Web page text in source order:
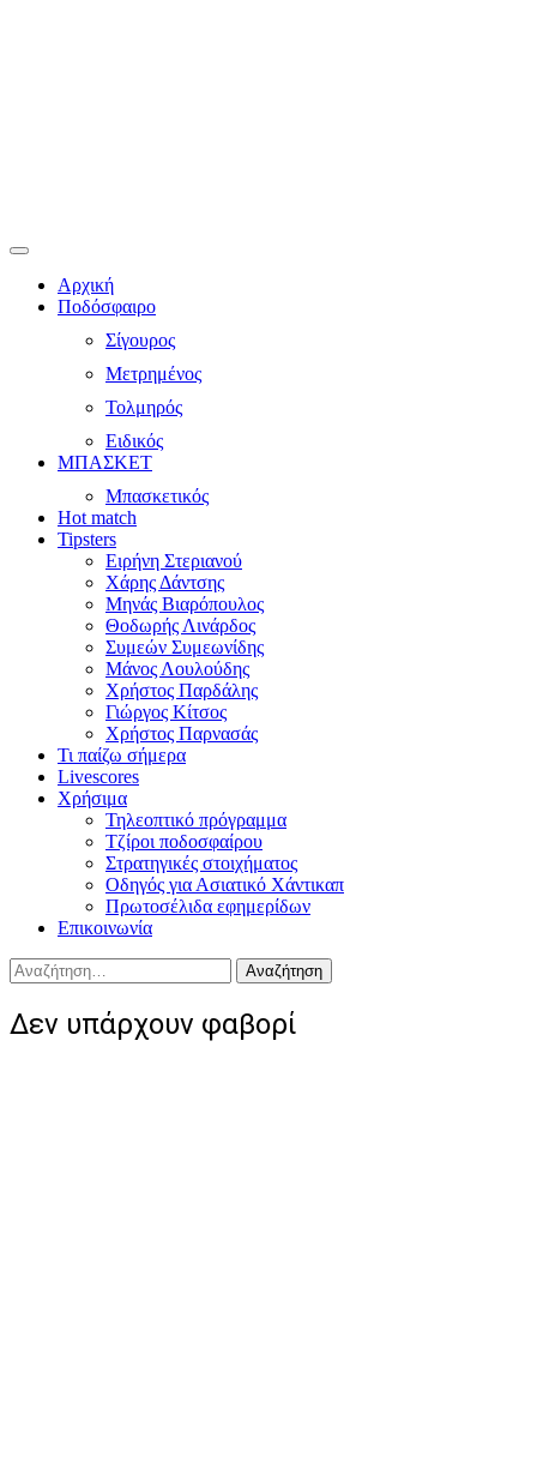
Αρχική
Ποδόσφαιρο
Σίγουρος
Μετρημένος
Τολμηρός
Ειδικός
ΜΠΑΣΚΕΤ
Μπασκετικός
Hot match
Tipsters
Ειρήνη Στεριανού
Χάρης Δάντσης
Μηνάς Βιαρόπουλος
Θοδωρής Λινάρδος
Συμεών Συμεωνίδης
Μάνος Λουλούδης
Χρήστος Παρδάλης
Γιώργος Κίτσος
Χρήστος Παρνασάς
Τι παίζω σήμερα
Livescores
Χρήσιμα
Τηλεοπτικό πρόγραμμα
Τζίροι ποδοσφαίρου
Στρατηγικές στοιχήματος
Οδηγός για Ασιατικό Χάντικαπ
Πρωτοσέλιδα εφημερίδων
Επικοινωνία
Αναζήτηση
για:
Δεν υπάρχουν φαβορί